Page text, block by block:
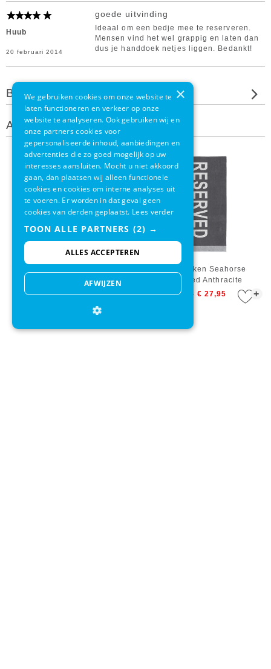
Huub
20 februari 2014
goede uitvinding
Ideaal om een bedje mee te reserveren.
Mensen vind het wel grappig en laten dan
dus je handdoek netjes liggen. Bedankt!
Beoordeel dit product
Andere klanten bekeken ook
+
Badstof Pure Kenya
€ 37,95 € 34,95 +
Strandlaken Seahorse
Reserved Anthracite
€ 34,95 € 27,95
×
We gebruiken cookies om onze website te
laten functioneren en verkeer op onze
website te analyseren. Ook gebruiken wij en
onze partners cookies voor
gepersonaliseerde inhoud, aanbiedingen en
advertenties die zo goed mogelijk op uw
interesses aansluiten. Mocht u niet akkoord
gaan, dan plaatsen wij alleen functionele
cookies en cookies om interne analyses uit
te voeren. Er worden in dat geval geen
cookies van derden geplaatst. Lees verder
TOON ALLE PARTNERS (2) →
ALLES ACCEPTEREN
AFWIJZEN